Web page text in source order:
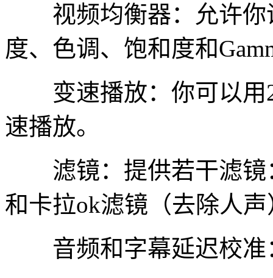
视频均衡器：允许你
度、色调、饱和度和
变速播放：你可以用
速播放。
滤镜：提供若干滤镜
和卡拉ok滤镜（去除人声
音频和字幕延迟校准